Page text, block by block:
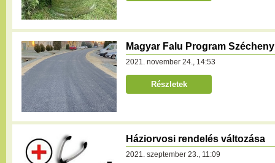
Magyar Falu Program
2021. november 24., 14:53
Részletek
Háziorvosi rendelés változása
2021. szeptember 23., 11:09